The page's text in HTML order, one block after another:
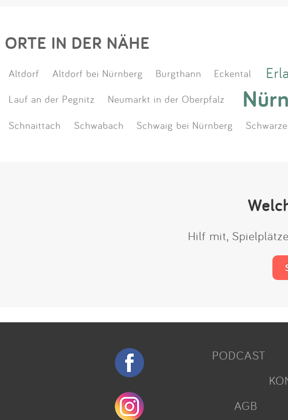
ORTE IN DER NÄHE
Altdorf Altdorf bei Nürnberg Burgthann Eckental
Lauf an der Pegnitz
Neumarkt in der Oberpfalz
Schnaittach
Schwabach Schwaig bei Nürnberg
Hilf mit,
PODCAST
AGB